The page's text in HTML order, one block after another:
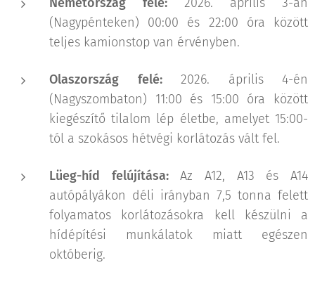
(Nagypénteken) 00:00 és 22:00 óra között
teljes kamionstop van érvényben.
Olaszország felé:2026. április 4-én
(Nagyszombaton) 11:00 és 15:00 óra között
kiegészítő tilalom lép életbe, amelyet 15:00-
tól a szokásos hétvégi korlátozás vált fel.
Lüeg-híd felújítása:Az A12, A13 és A14
autópályákon déli irányban 7,5 tonna felett
folyamatos korlátozásokra kell készülni a
hídépítési munkálatok miatt egészen
októberig.